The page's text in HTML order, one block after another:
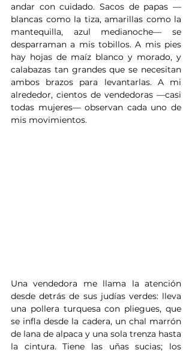
andar con cuidado. Sacos de papas —
blancas como la tiza, amarillas como la
mantequilla, azul medianoche— se
desparraman a mis tobillos. A mis pies
hay hojas de maíz blanco y morado, y
calabazas tan grandes que se necesitan
ambos brazos para levantarlas. A mi
alrededor, cientos de vendedoras —casi
todas mujeres— observan cada uno de
mis movimientos.
Una vendedora me llama la atención
desde detrás de sus judías verdes: lleva
una pollera turquesa con pliegues, que
se infla desde la cadera, un chal marrón
de lana de alpaca y una sola trenza hasta
la cintura. Tiene las uñas sucias; los